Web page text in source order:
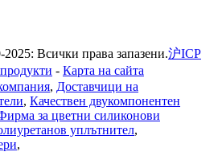
Всички права запазени.沪ICP
- Карта на сайта
, Доставчици на
, Качествен двукомпонентен
за цветни силиконови
уплътнител,
,